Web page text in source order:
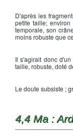
D'après les
petite taille;
temporale, son
moins robuste que
Il s'agirait donc
taille, robuste, doté
Le doute subsiste ;
4,4 Ma :